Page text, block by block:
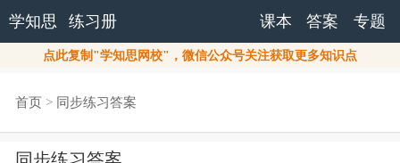
学知思 练习册 课本 答案 专题
点此复制"学知思网校"，微信公众号关注获取更多知识点
首页> 同步练习答案